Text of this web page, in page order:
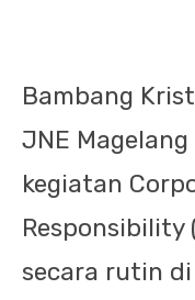
Bambang
JNE
kegiatan
Responsibility
secara rutin